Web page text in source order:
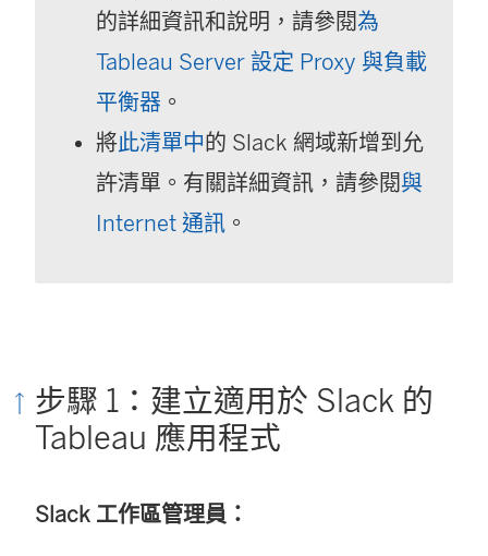
的詳細資訊和說明，請參閱為
Tableau Server 設定 Proxy 與負載
平衡器 。
將此清單中的 Slack 網域新增到允
許清單。有關詳細資訊，請參閱與
Internet 通訊 。
步驟 1：建立適用於 Slack 的
Tableau 應用程式
Slack 工作區管理員：